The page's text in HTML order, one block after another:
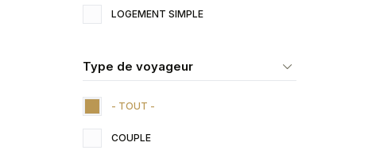
LOGEMENT SIMPLE
Type de voyageur
- TOUT -
COUPLE